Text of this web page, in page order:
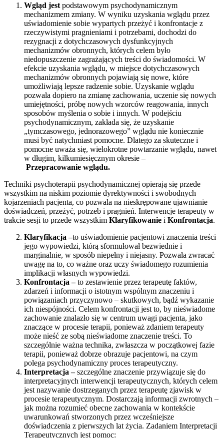
Wgląd jest podstawowym psychodynamicznym
mechanizmem zmiany. W wyniku uzyskania wglądu przez
uświadomienie sobie wypartych przeżyć i konfrontacje z
rzeczywistymi pragnieniami i potrzebami, dochodzi do
rezygnacji z dotychczasowych dysfunkcyjnych
mechanizmów obronnych, których celem było
niedopuszczenie zagrażających treści do świadomości. W
efekcie uzyskania wglądu, w miejsce dotychczasowych
mechanizmów obronnych pojawiają się nowe, które
umożliwiają lepsze radzenie sobie. Uzyskanie wglądu
pozwala dopiero na zmianę zachowania, uczenie się nowych
umiejętności, próbę nowych wzorców reagowania, innych
sposobów myślenia o sobie i innych. W podejściu
psychodynamicznym, zakłada się, że uzyskanie
„tymczasowego, jednorazowego” wglądu nie koniecznie
musi być natychmiast pomocne. Dlatego za skuteczne i
pomocne uważa się, wielokrotne powtarzanie wglądu, nawet
w długim, kilkumiesięcznym okresie –
Przepracowanie wglądu.
Techniki psychoterapii psychodynamicznej opierają się przede
wszystkim na niskim poziomie dyrektywności i swobodnych
kojarzeniach pacjenta, co pozwala na nieskrępowane ujawnianie
doświadczeń, przeżyć, potrzeb i pragnień. Interwencje terapeuty w
trakcie sesji to przede wszystkim Klaryfikowanie i Konfrontacja.
Klaryfikacja –to uświadomienie pacjentowi znaczenia treści
jego wypowiedzi, którą sformułował bezwiednie i
marginalnie, w sposób niepełny i niejasny. Pozwala zwracać
uwagę na to, co ważne oraz uczy świadomego rozumienia
implikacji własnych wypowiedzi.
Konfrontacja –to zestawienie przez terapeutę faktów,
zdarzeń i informacji o istotnym wspólnym znaczeniu i
powiązaniach przyczynowo – skutkowych, bądź wykazanie
ich niespójności. Celem konfrontacji jest to, by nieświadome
zachowanie znalazło się w centrum uwagi pacjenta, jako
znaczące w procesie terapii, ponieważ zdaniem terapeuty
może nieść ze sobą nieświadome znaczenie treści. To
szczególnie ważna technika, zwłaszcza w początkowej fazie
terapii, ponieważ dobrze obrazuje pacjentowi, na czym
polega psychodynamiczny proces terapeutyczny.
Interpretacja –szczególne znaczenie przywiązuje się do
interpretacyjnych interwencji terapeutycznych, których celem
jest nazywanie dostrzeganych przez terapeutę zjawisk w
procesie terapeutycznym. Dostarczają informacji zwrotnych –
jak można rozumieć obecne zachowania w kontekście
uwarunkowań stworzonych przez wcześniejsze
doświadczenia z pierwszych lat życia. Zadaniem Interpretacji
Terapeutycznych jest pomoc: